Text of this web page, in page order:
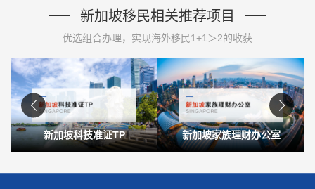
新加坡移民相关推荐项目
优选组合办理，实现海外移民1+1＞2的收获
新加坡科技准证TP 新加坡家族理财办公室